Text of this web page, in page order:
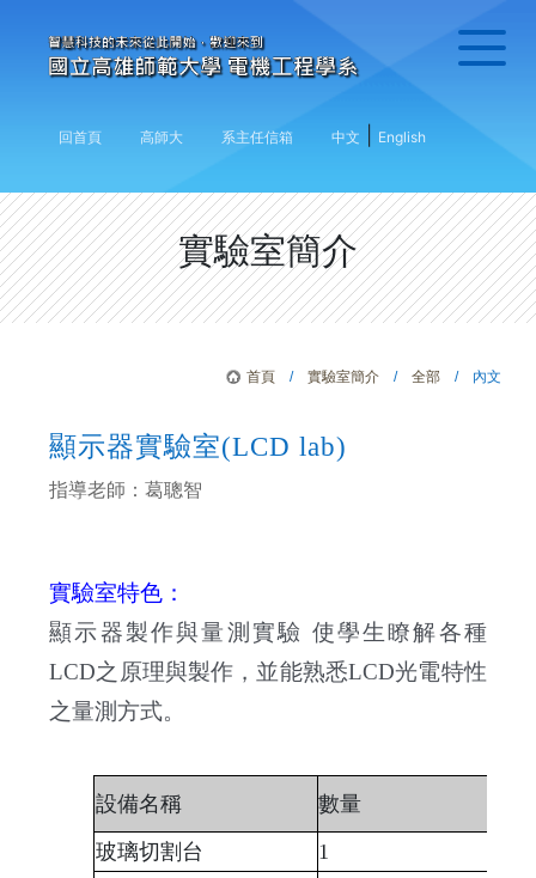
回首頁 高師大 系主任信箱 中文 English
實驗室簡介
首頁 /實驗室簡介 /全部 / 內文
顯示器實驗室(LCD lab)
指導老師：葛聰智
實驗室特色：
顯示器製作與量測實驗 使學生瞭解各種
LCD之原理與製作，並能熟悉LCD光電特性
之量測方式。
設備名稱 數量
玻璃切割台
1